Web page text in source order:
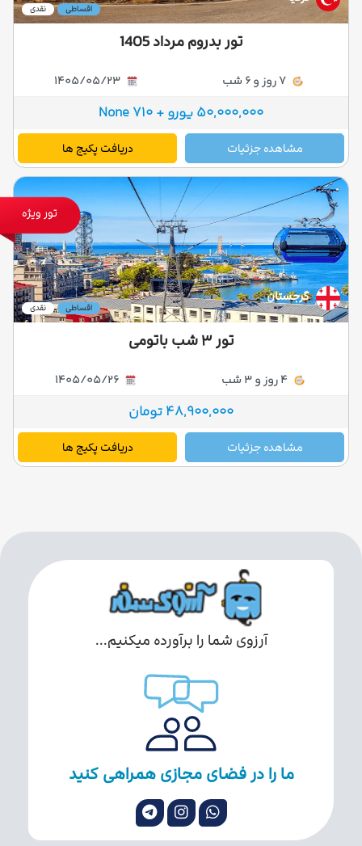
نقدی اقساطی
تور بدروم مرداد 1405
50,000,000 یورو + 710 None
مشاهده جزئیات دریافت پکیج ها
تور ویژه
گرجستان
نقدی اقساطی
تور ۳ شب باتومی
48,900,000 تومان
مشاهده جزئیات دریافت پکیج ها
آرزوی شما را برآورده میکنیم...
ما را در فضای مجازی همراهی کنید